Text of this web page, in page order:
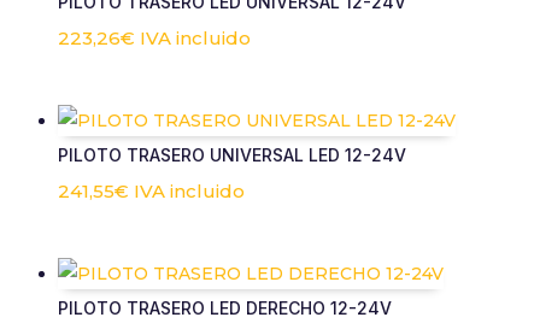
223,26€ IVA incluido
PILOTO TRASERO UNIVERSAL LED 12-24V
241,55€ IVA incluido
PILOTO TRASERO LED DERECHO 12-24V